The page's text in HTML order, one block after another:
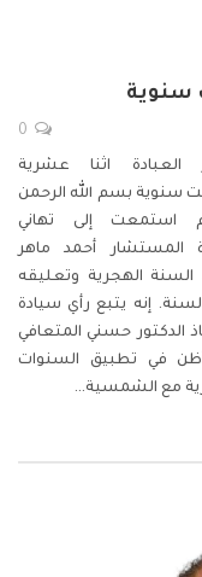
سنوية
العبادة اثنا عشرية
سنوية بسم الله الرحمن
استمعت إلى تهاني
المستشار أحمد ماهر
الهجرية وتعليقه
إنه يتبع رأي سيادة
الدكتور حسني المتعافي
في تطبيق السنوات
مع الشمسية…